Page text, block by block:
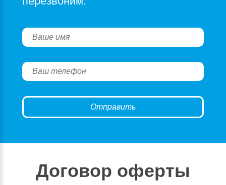
Договор оферты